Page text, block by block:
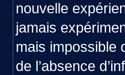
nouvelle
jamais
mais impossible
de l’absence